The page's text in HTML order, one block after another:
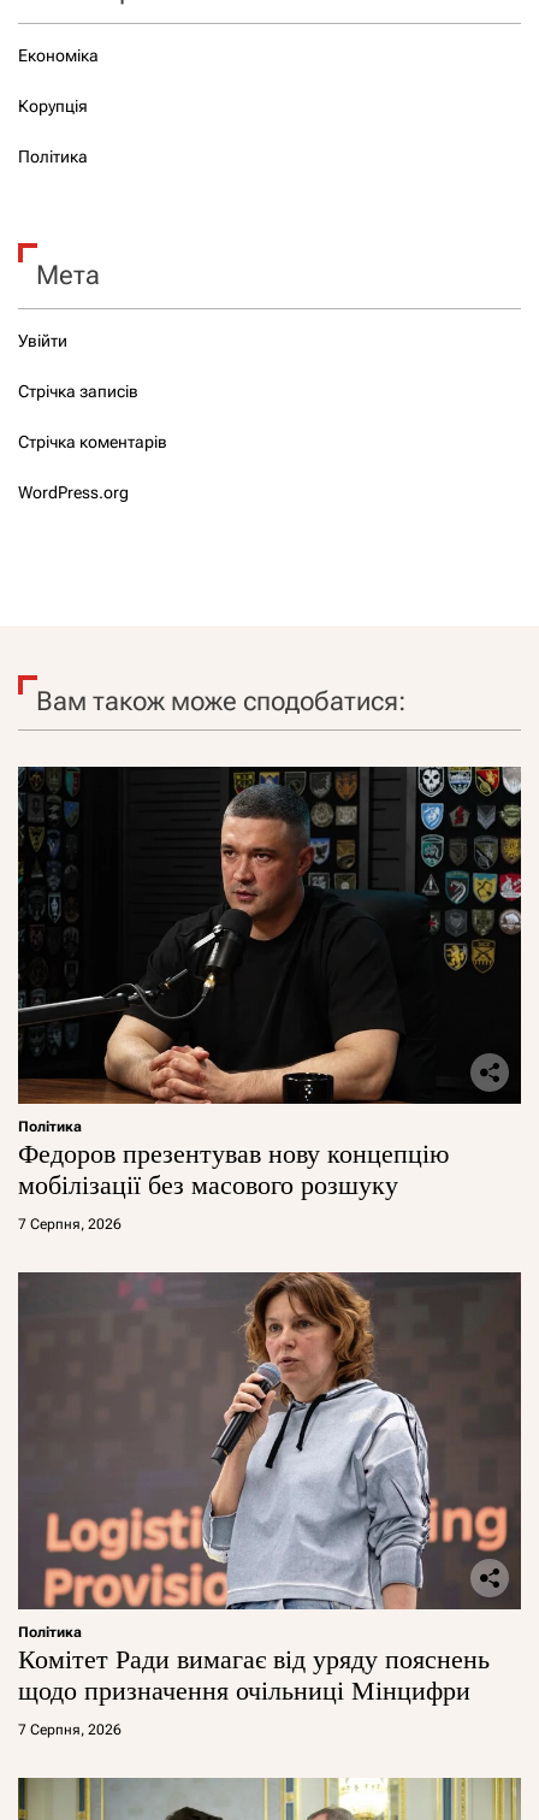
Економіка
Корупція
Політика
Мета
Увійти
Стрічка записів
Стрічка коментарів
WordPress.org
Вам також може сподобатися:
Політика
Федоров презентував нову концепцію
мобілізації без масового розшуку
7 Серпня, 2026
Політика
Комітет Ради вимагає від уряду пояснень
щодо призначення очільниці Мінцифри
7 Серпня, 2026